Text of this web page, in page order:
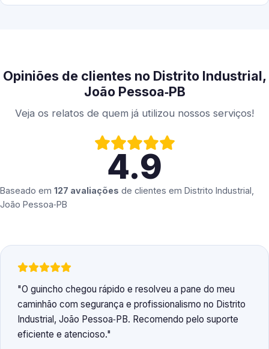
Opiniões de clientes no Distrito Industrial,
João Pessoa‑PB
Veja os relatos de quem já utilizou nossos serviços!
4.9
Baseado em 127 avaliações de clientes em Distrito Industrial,
João Pessoa‑PB
O guincho chegou rápido e resolveu a pane do meu
caminhão com segurança e profissionalismo no Distrito
Industrial, João Pessoa‑PB. Recomendo pelo suporte
eficiente e atencioso.